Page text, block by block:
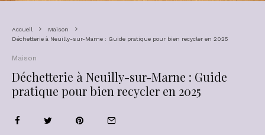
Accueil
Maison
Déchetterie à Neuilly-sur-Marne : Guide pratique pour bien recycler en 2025
Maison
Déchetterie à Neuilly-sur-Marne : Guide
pratique pour bien recycler en 2025